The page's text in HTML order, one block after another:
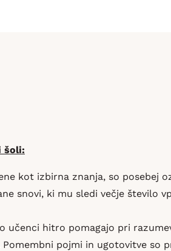
šoli:
kot izbirna znanja, so posebej
snovi, ki mu sledi večje število
učenci hitro pomagajo pri
pojmi in ugotovitve so